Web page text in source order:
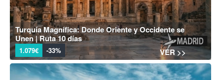
Turquía Magnífica: Donde Oriente y Occidente se
Unen | Ruta 10 días
1.079€ -33% VER >>